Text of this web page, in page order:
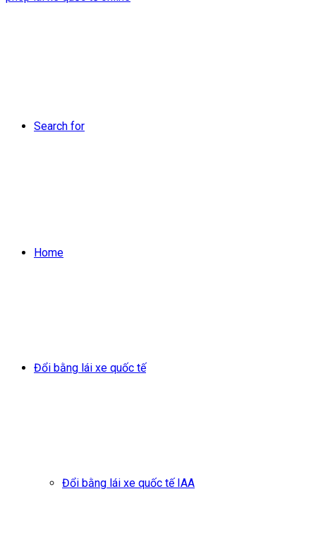
Search for
Home
Đổi bằng lái xe quốc tế
Đổi bằng lái xe quốc tế IAA